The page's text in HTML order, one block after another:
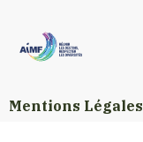
Mentions Légales